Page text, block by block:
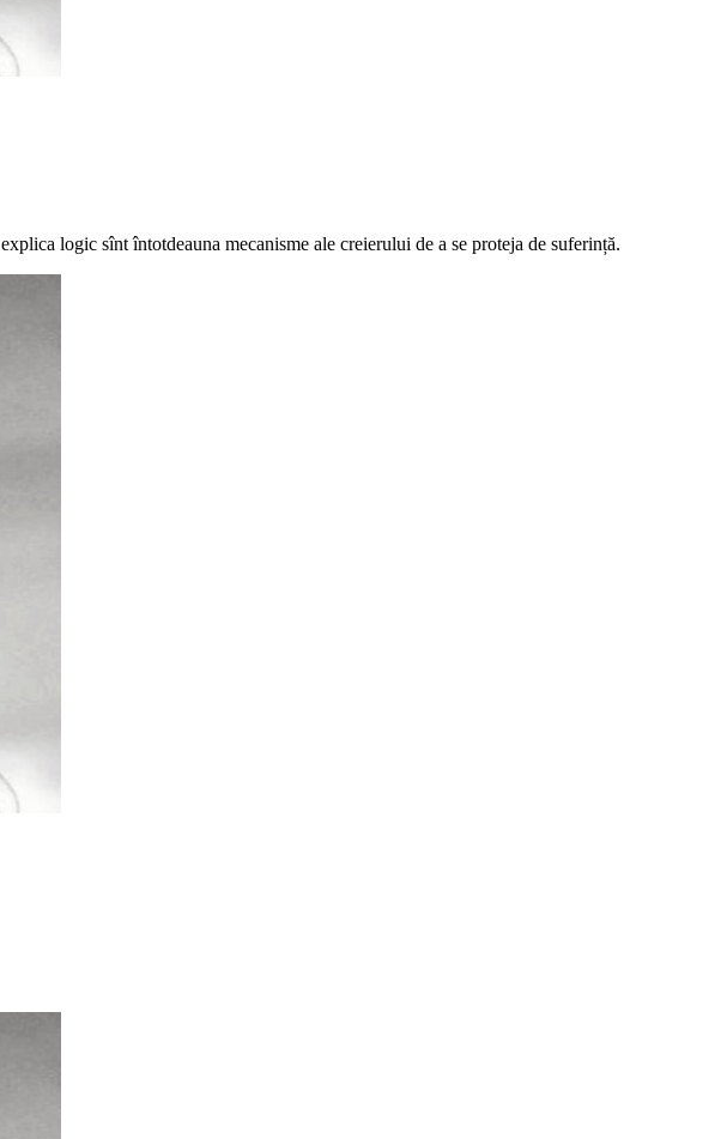
logic sînt întotdeauna mecanisme ale creierului de a se proteja de suferință.